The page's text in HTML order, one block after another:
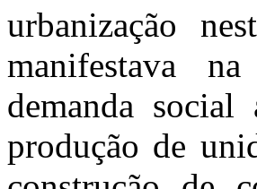
urbanização
manifestava
demanda social
produção de